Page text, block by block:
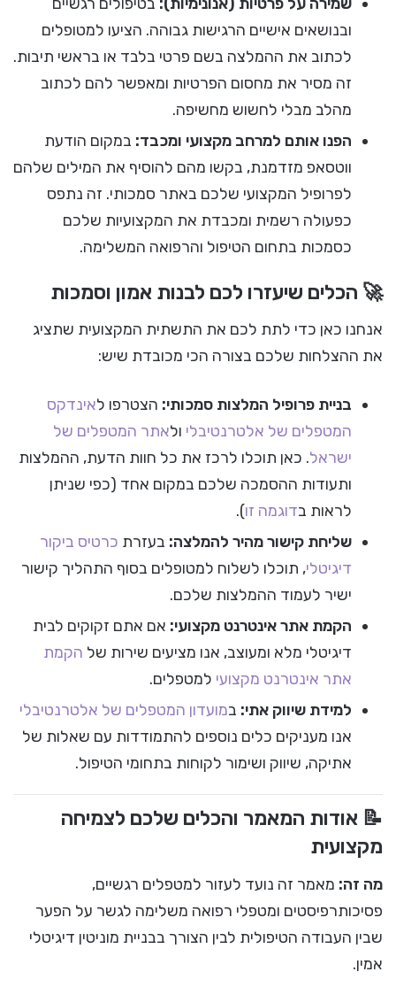
ובנושאים אישיים הרגישות גבוהה. הציעו למטופלים
לכתוב את ההמלצה בשם פרטי בלבד או בראשי תיבות.
זה מסיר את מחסום הפרטיות ומאפשר להם לכתוב
מהלב מבלי לחשוש מחשיפה.
הפנו אותם למרחב מקצועי ומכבד: במקום הודעת
ווטסאפ מזדמנת, בקשו מהם להוסיף את המילים שלהם
לפרופיל המקצועי שלכם באתר סמכותי. זה נתפס
כפעולה רשמית ומכבדת את המקצועיות שלכם
כסמכות בתחום הטיפול והרפואה המשלימה.
🚀 הכלים שיעזרו לכם לבנות אמון וסמכות
אנחנו כאן כדי לתת לכם את התשתית המקצועית שתציג
את ההצלחות שלכם בצורה הכי מכובדת שיש:
בניית פרופיל המלצות סמכותי: הצטרפו לאינדקס
המטפלים של אלטרנטיבלי ולאתר המטפלים של
ישראל. כאן תוכלו לרכז את כל חוות הדעת, ההמלצות
ותעודות ההסמכה שלכם במקום אחד (כפי שניתן
לראות בדוגמה זו).
שליחת קישור מהיר להמלצה: בעזרת כרטיס ביקור
דיגיטלי, תוכלו לשלוח למטופלים בסוף התהליך קישור
ישיר לעמוד ההמלצות שלכם.
הקמת אתר אינטרנט מקצועי: אם אתם זקוקים לבית
דיגיטלי מלא ומעוצב, אנו מציעים שירות של הקמת
אתר אינטרנט מקצועי למטפלים.
למידת שיווק אתי: במועדון המטפלים של אלטרנטיבלי
אנו מעניקים כלים נוספים להתמודדות עם שאלות של
אתיקה, שיווק ושימור לקוחות בתחומי הטיפול.
📝 אודות המאמר והכלים שלכם לצמיחה
מקצועית
מה זה: מאמר זה נועד לעזור למטפלים רגשיים,
פסיכותרפיסטים ומטפלי רפואה משלימה לגשר על הפער
שבין העבודה הטיפולית לבין הצורך בבניית מוניטין דיגיטלי
אמין.